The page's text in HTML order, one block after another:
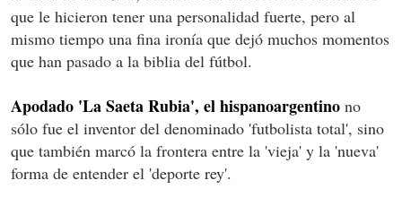
que le hicieron tener una personalidad fuerte, pero al
mismo tiempo una fina ironía que dejó muchos momentos
que han pasado a la biblia del fútbol.
Apodado 'La Saeta Rubia', el hispanoargentino no
sólo fue el inventor del denominado 'futbolista total', sino
que también marcó la frontera entre la 'vieja' y la 'nueva'
forma de entender el 'deporte rey'.